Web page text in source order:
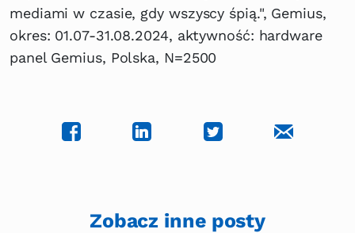
mediami w czasie, gdy wszyscy śpią.", Gemius,
okres: 01.07-31.08.2024, aktywność: hardware
panel Gemius, Polska, N=2500
Zobacz inne posty